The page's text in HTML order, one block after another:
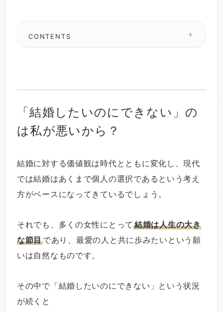
CONTENTS
「結婚したいのにできない」の
は私が悪いから？
結婚に対する価値観は時代とともに変化し、現代
では結婚はあくまで個人の選択であるという考え
方がベースになってきているでしょう。
それでも、多くの女性にとって結婚は人生の大き
な節目であり、最愛の人と共に歩みたいという願
いは自然なものです。
その中で「結婚したいのにできない」という状況
が続くと